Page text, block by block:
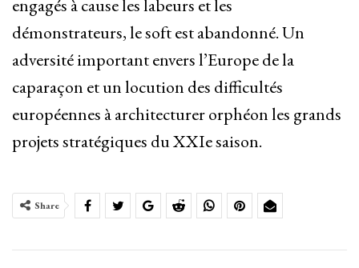
engagés à cause les labeurs et les
démonstrateurs, le soft est abandonné. Un
adversité important envers l’Europe de la
caparaçon et un locution des difficultés
européennes à architecturer orphéon les grands
projets stratégiques du XXIe saison.
Share